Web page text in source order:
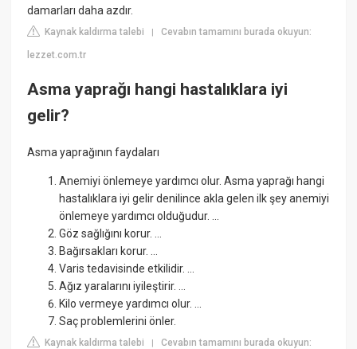
damarları daha azdır.
Kaynak kaldırma talebi |Cevabın tamamını burada okuyun:
lezzet.com.tr
Asma yaprağı hangi hastalıklara iyi
gelir?
Asma yaprağının faydaları
Anemiyi önlemeye yardımcı olur. Asma yaprağı hangi
hastalıklara iyi gelir denilince akla gelen ilk şey anemiyi
önlemeye yardımcı olduğudur. ...
Göz sağlığını korur. ...
Bağırsakları korur. ...
Varis tedavisinde etkilidir. ...
Ağız yaralarını iyileştirir. ...
Kilo vermeye yardımcı olur. ...
Saç problemlerini önler.
Kaynak kaldırma talebi |Cevabın tamamını burada okuyun: